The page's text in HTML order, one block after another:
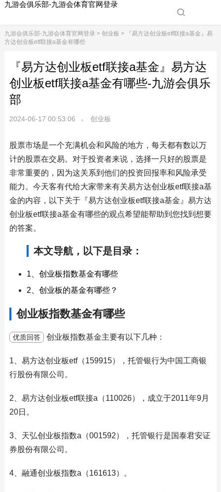
九游会俱乐部-九游会体育官网登录
九游会俱乐部-九游会体育官网登录> 创业板 > 『易方达创业板etf联接a基金』易
方达创业板etf联接a基金有哪些
『易方达创业板etf联接a基金』易方达
创业板etf联接a基金有哪些-九游会俱乐
部
2024-06-17 00:53:06 创业板
股票市场是一个充满机会和风险的地方，每天都有数以万
计的股票在交易。对于投资者来说，选择一只好的股票是
非常重要的，因为这关系到他们的投资回报率和风险承受
能力。今天客有代给大家带来有关易方达创业板etf联接a基
金的内容，以下关于『易方达创业板etf联接a基金』易方达
创业板etf联接a基金有哪些的观点希望能帮助到您找到想要
的答案。
本文导航，以下是目录：
1、创业板指数基金有哪些
2、创业板的基金有哪些？
创业板指数基金有哪些
优质回答 创业板指数基金主要有以下几种：
1、易方达创业板etf（159915），托管银行为中国工商银
行股份有限公司。
2、易方达创业板etf联接a（110026），成立于2011年9月
20日。
3、天弘创业板指数a（001592），托管银行是国泰君安证
券股份有限公司。
4、融通创业板指数a（161613）。